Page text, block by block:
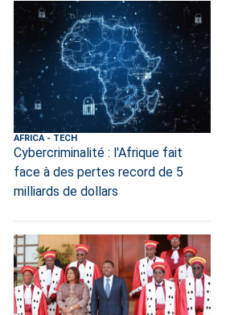
AFRICA- TECH
Cybercriminalité : l'Afrique fait
face à des pertes record de 5
milliards de dollars